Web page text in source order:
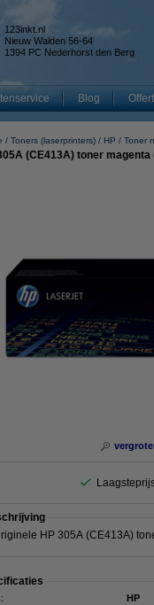
123inkt.nl
Nieuw Walden 56-64
1394 PC Nederhorst den Berg
Blog
Toners (laserprinters) HP Toner
(CE413A) toner
HP 305A (CE413A)
HP